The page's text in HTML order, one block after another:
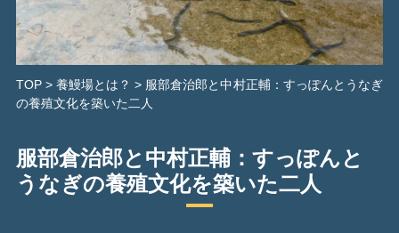
TOP>養鰻場とは？ > 服部倉治郎と中村正輔：すっぽんとうなぎ
の養殖文化を築いた二人
服部倉治郎と中村正輔：すっぽんと
うなぎの養殖文化を築いた二人